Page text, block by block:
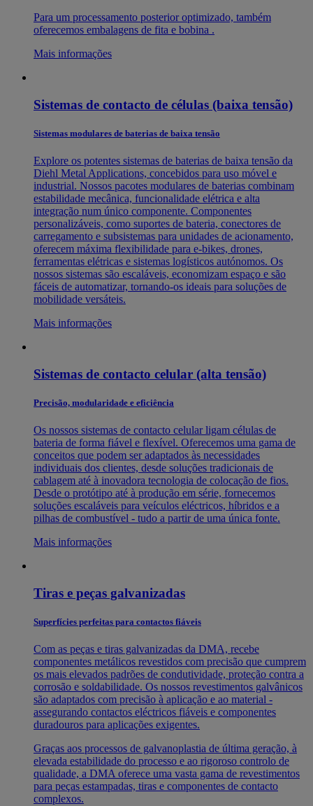
Para um processamento posterior optimizado, também
oferecemos embalagens de fita e bobina .
Mais informações
Sistemas de contacto de células (baixa tensão)
Sistemas modulares de baterias de baixa tensão
Explore os potentes sistemas de baterias de baixa tensão da
Diehl Metal Applications, concebidos para uso móvel e
industrial. Nossos pacotes modulares de baterias combinam
estabilidade mecânica, funcionalidade elétrica e alta
integração num único componente. Componentes
personalizáveis, como suportes de bateria, conectores de
carregamento e subsistemas para unidades de acionamento,
oferecem máxima flexibilidade para e-bikes, drones,
ferramentas elétricas e sistemas logísticos autónomos. Os
nossos sistemas são escaláveis, economizam espaço e são
fáceis de automatizar, tornando-os ideais para soluções de
mobilidade versáteis.
Mais informações
Sistemas de contacto celular (alta tensão)
Precisão, modularidade e eficiência
Os nossos sistemas de contacto celular ligam células de
bateria de forma fiável e flexível. Oferecemos uma gama de
conceitos que podem ser adaptados às necessidades
individuais dos clientes, desde soluções tradicionais de
cablagem até à inovadora tecnologia de colocação de fios.
Desde o protótipo até à produção em série, fornecemos
soluções escaláveis para veículos eléctricos, híbridos e a
pilhas de combustível - tudo a partir de uma única fonte.
Mais informações
Tiras e peças galvanizadas
Superfícies perfeitas para contactos fiáveis
Com as peças e tiras galvanizadas da DMA, recebe
componentes metálicos revestidos com precisão que cumprem
os mais elevados padrões de condutividade, proteção contra a
corrosão e soldabilidade. Os nossos revestimentos galvânicos
são adaptados com precisão à aplicação e ao material -
assegurando contactos eléctricos fiáveis e componentes
duradouros para aplicações exigentes.
Graças aos processos de galvanoplastia de última geração, à
elevada estabilidade do processo e ao rigoroso controlo de
qualidade, a DMA oferece uma vasta gama de revestimentos
para peças estampadas, tiras e componentes de contacto
complexos.